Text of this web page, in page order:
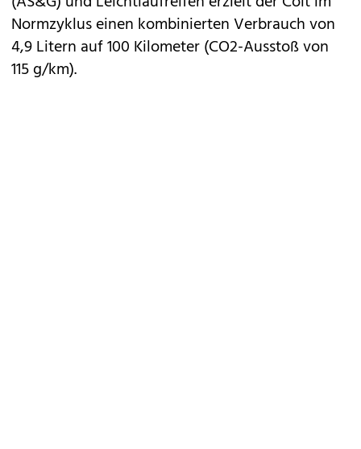
Normzyklus einen kombinierten Verbrauch von
4,9 Litern auf 100 Kilometer (CO2-Ausstoß von
115 g/km).